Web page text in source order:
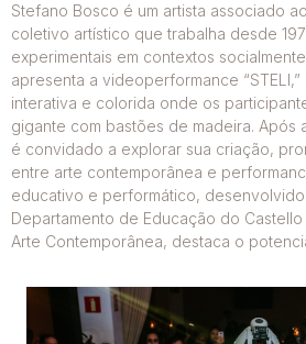
Stefano Bosco é um artista associado ao
coletivo artístico que trabalha desde
experimentais em contextos
apresenta a videoperformance
interativa e colorida onde os
gigante com bastões de madeira. Após
é convidado a explorar sua criação,
entre arte contemporânea e
educativo e performático,
Departamento de Educação do
Arte Contemporânea, destaca o